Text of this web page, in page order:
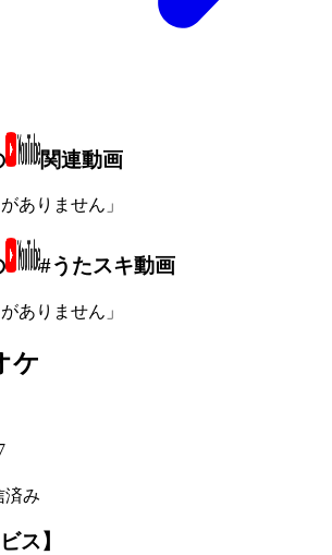
関連動画
ありません」
#うたスキ動画
ありません」
ケ
済み
ス】